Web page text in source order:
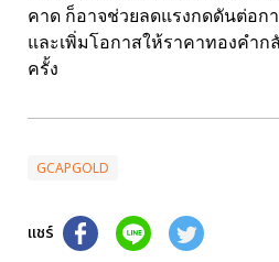
คาด ก็อาจช่วยลดแรงกดดันต่อก
และเพิ่มโอกาสให้ราคาทองคำก
ครั้ง
GCAPGOLD
แชร์